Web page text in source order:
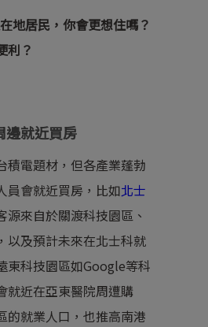
地居民，你會更想住嗎？
利？
邊就近買房
積電題材，但各產業蓬勃
員會就近買房，比如北士
源來自於關渡科技園區、
以及預計未來在北士科就
東科技園區如Google等科
就近在亞東醫院周遭購
的就業人口，也推高南港